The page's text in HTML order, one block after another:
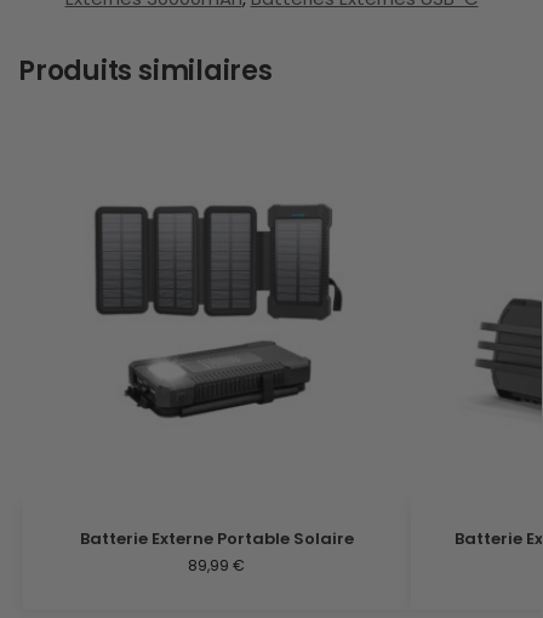
Produits similaires
Batterie Externe Portable Solaire
89,99€
Batterie